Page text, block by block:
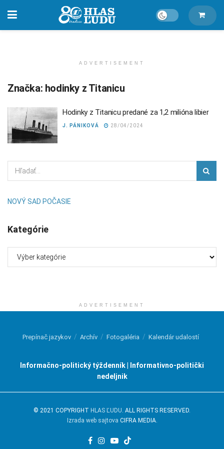
ADVERTISEMENT
Značka: hodinky z Titanicu
Hodinky z Titanicu predané za 1,2 milióna libier
J. PÁNIKOVÁ 28/04/2024
NOVÝ SAD POČASIE
Kategórie
ADVERTISEMENT
Prepínač jazykov Archív Fotogaléria Kalendár udalostí
Informačno-politický týždenník | Informativno-politički
nedeljnik
© 2021 COPYRIGHT HLAS ĽUDU . ALL RIGHTS RESERVED.
Izrada web sajtova CIFRA MEDIA.